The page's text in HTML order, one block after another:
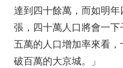
達到四十餘萬，而如明
張，四十萬人口將會一
五萬的人口增加率來看
破百萬的大京城。」